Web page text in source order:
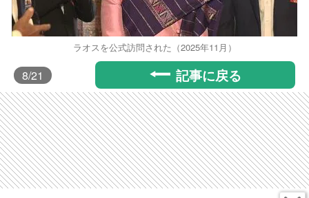
ラオスを公式訪問された（2025年11月）
8/21 記事に戻る